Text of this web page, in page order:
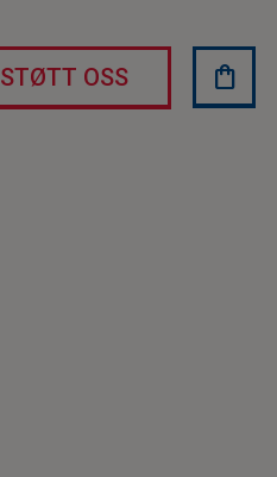
STØTT OSS shopping_bag